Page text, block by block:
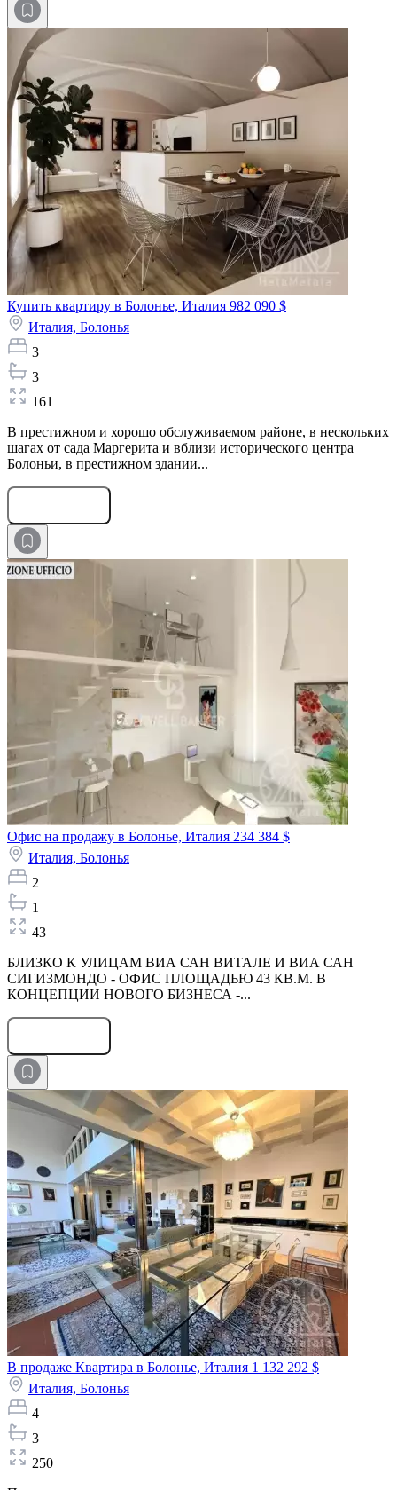
Купить квартиру в Болонье, Италия 982 090 $
Италия, Болонья
3
3
161
В престижном и хорошо обслуживаемом районе, в нескольких
шагах от сада Маргерита и вблизи исторического центра
Болоньи, в престижном здании...
Офис на продажу в Болонье, Италия 234 384 $
Италия, Болонья
2
1
43
БЛИЗКО К УЛИЦАМ ВИА САН ВИТАЛЕ И ВИА САН
СИГИЗМОНДО - ОФИС ПЛОЩАДЬЮ 43 КВ.М. В
КОНЦЕПЦИИ НОВОГО БИЗНЕСА -...
В продаже Квартира в Болонье, Италия 1 132 292 $
Италия, Болонья
4
3
250